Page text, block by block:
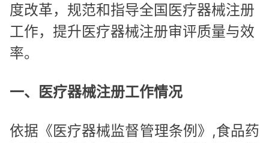
度改革，规范和指导全国医疗器械注册
工作，提升医疗器械注册审评质量与效
率。
一、医疗器械注册工作情况
依据《医疗器械监督管理条例》,食品药